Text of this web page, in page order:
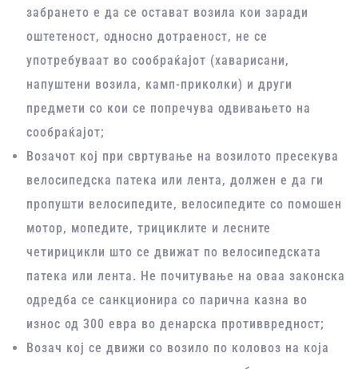
забрането е да се остават возила кои заради
оштетеност, односно дотраеност, не се
употребуваат во сообраќајот (хаварисани,
напуштени возила, камп-приколки) и други
предмети со кои се попречува одвивањето на
сообраќајот;
Возачот кој при свртување на возилото пресекува
велосипедска патека или лента, должен е да ги
пропушти велосипедите, велосипедите со помошен
мотор, мопедите, трициклите и лесните
четирицикли што се движат по велосипедската
патека или лента. Не почитување на оваа законска
одредба се санкционира со парична казна во
износ од 300 евра во денарска противвредност;
Возач кој се движи со возило по коловоз на која